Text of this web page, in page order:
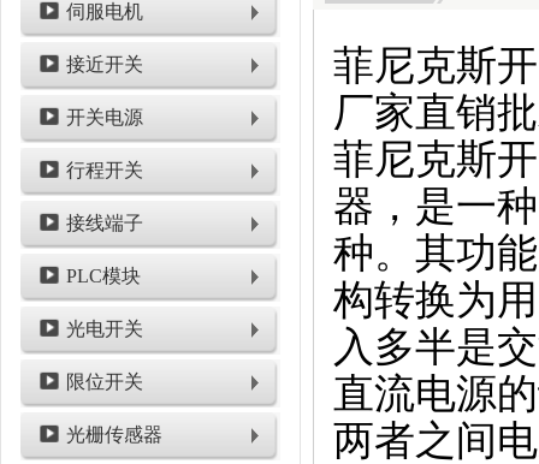
伺服电机
接近开关
开关电源
行程开关
接线端子
PLC模块
光电开关
限位开关
光栅传感器
菲尼克斯
厂家直销
菲尼克斯
器，是一
种。其功
构转换为
入多半是
直流电源
两者之间